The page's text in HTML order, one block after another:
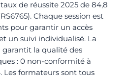
de réussite 2025 de 84,8
Chaque session est
pour garantir un accès
un suivi individualisé. La
la qualité des
: 0 non-conformité à
Les formateurs sont tous